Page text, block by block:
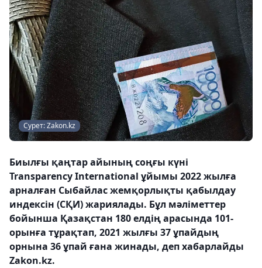
Сурет: Zakon.kz
Биылғы қаңтар айының соңғы күні
Transparency International ұйымы 2022 жылға
арналған Сыбайлас жемқорлықты қабылдау
индексін (СҚИ) жариялады. Бұл мәліметтер
бойынша Қазақстан 180 елдің арасында 101-
орынға тұрақтап, 2021 жылғы 37 ұпайдың
орнына 36 ұпай ғана жинады, деп хабарлайды
Zakon.kz.